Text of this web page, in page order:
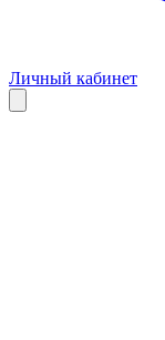
Личный кабинет